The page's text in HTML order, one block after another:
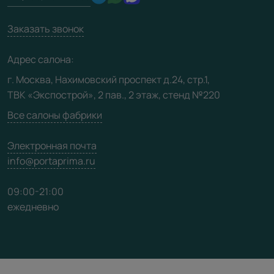
Техническая информация
Юридическая информация
Вакансии
Видео
Карта сайта
Заказать звонок
Адрес салона:
г. Москва, Нахимовский проспект д.24, стр.1,
ТВК «Экспострой», 2 пав., 2 этаж, стенд №220
Все салоны фабрики
Электронная почта
info@portaprima.ru
09:00-21:00
ежедневно